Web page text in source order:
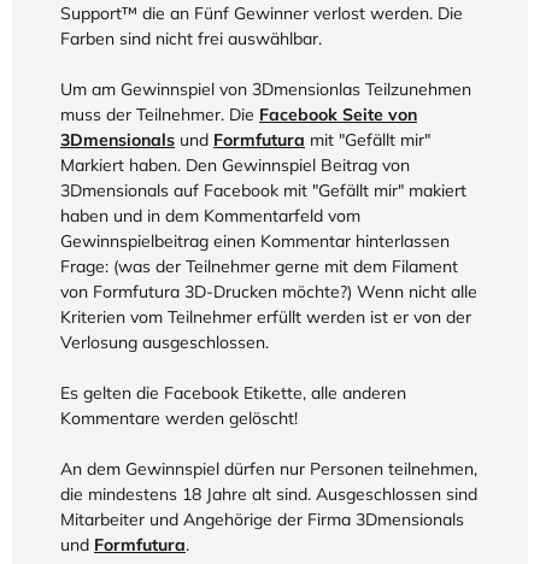
Support™ die an Fünf Gewinner verlost werden. Die
Farben sind nicht frei auswählbar.
Um am Gewinnspiel von 3Dmensionlas Teilzunehmen
muss der Teilnehmer. Die Facebook Seite von
3Dmensionals und Formfutura mit "Gefällt mir"
Markiert haben. Den Gewinnspiel Beitrag von
3Dmensionals auf Facebook mit "Gefällt mir" makiert
haben und in dem Kommentarfeld vom
Gewinnspielbeitrag einen Kommentar hinterlassen
Frage: (was der Teilnehmer gerne mit dem Filament
von Formfutura 3D-Drucken möchte?) Wenn nicht alle
Kriterien vom Teilnehmer erfüllt werden ist er von der
Verlosung ausgeschlossen.
Es gelten die Facebook Etikette, alle anderen
Kommentare werden gelöscht!
An dem Gewinnspiel dürfen nur Personen teilnehmen,
die mindestens 18 Jahre alt sind. Ausgeschlossen sind
Mitarbeiter und Angehörige der Firma 3Dmensionals
und Formfutura.